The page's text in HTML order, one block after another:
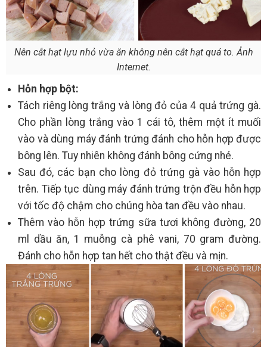
Nên cắt hạt lựu nhỏ vừa ăn không nên cắt hạt quá to. Ảnh
Internet.
Hỗn hợp bột:
Tách riêng lòng trắng và lòng đỏ của 4 quả trứng gà.
Cho phần lòng trắng vào 1 cái tô, thêm một ít muối
vào và dùng máy đánh trứng đánh cho hỗn hợp được
bông lên. Tuy nhiên không đánh bông cứng nhé.
Sau đó, các bạn cho lòng đỏ trứng gà vào hỗn hợp
trên. Tiếp tục dùng máy đánh trứng trộn đều hỗn hợp
với tốc độ chậm cho chúng hòa tan đều vào nhau.
Thêm vào hỗn hợp trứng sữa tươi không đường, 20
ml dầu ăn, 1 muỗng cà phê vani, 70 gram đường.
Đánh cho hỗn hợp tan hết cho thật đều và mịn.